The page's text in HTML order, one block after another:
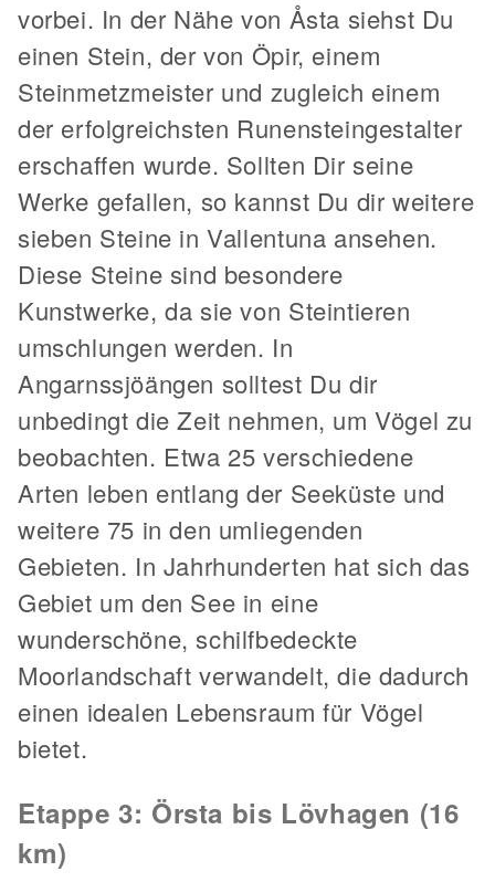
vorbei. In der Nähe von Åsta siehst Du
einen Stein, der von Öpir, einem
Steinmetzmeister und zugleich einem
der erfolgreichsten Runensteingestalter
erschaffen wurde. Sollten Dir seine
Werke gefallen, so kannst Du dir weitere
sieben Steine in Vallentuna ansehen.
Diese Steine sind besondere
Kunstwerke, da sie von Steintieren
umschlungen werden. In
Angarnssjöängen solltest Du dir
unbedingt die Zeit nehmen, um Vögel zu
beobachten. Etwa 25 verschiedene
Arten leben entlang der Seeküste und
weitere 75 in den umliegenden
Gebieten. In Jahrhunderten hat sich das
Gebiet um den See in eine
wunderschöne, schilfbedeckte
Moorlandschaft verwandelt, die dadurch
einen idealen Lebensraum für Vögel
bietet.
Etappe 3: Örsta bis Lövhagen (16
km)